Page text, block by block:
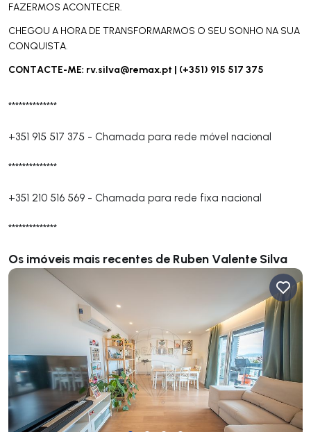
FAZERMOS ACONTECER.
CHEGOU A HORA DE TRANSFORMARMOS O SEU SONHO NA SUA
CONQUISTA.
CONTACTE-ME: rv.silva@remax.pt | (+351) 915 517 375
**************
+351 915 517 375 - Chamada para rede móvel nacional
**************
+351 210 516 569 - Chamada para rede fixa nacional
**************
Os imóveis mais recentes de Ruben Valente Silva